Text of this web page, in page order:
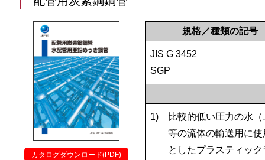
カタログダウンロード(PDF)
規格／種類の記号
JIS G 3452
SGP
1)
比較的低い圧力の水
等の流体の輸送用に
としたプラスティッ